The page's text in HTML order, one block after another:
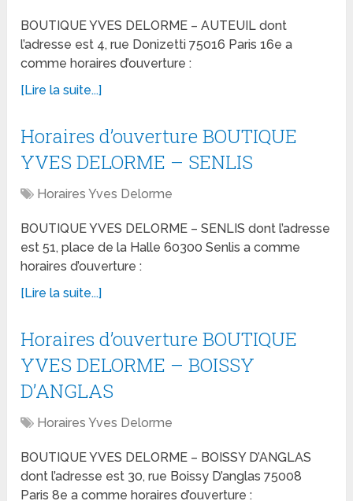
BOUTIQUE YVES DELORME – AUTEUIL dont
l’adresse est 4, rue Donizetti 75016 Paris 16e a
comme horaires d’ouverture :
[Lire la suite...]
Horaires d’ouverture BOUTIQUE
YVES DELORME – SENLIS
Horaires Yves Delorme
BOUTIQUE YVES DELORME – SENLIS dont l’adresse
est 51, place de la Halle 60300 Senlis a comme
horaires d’ouverture :
[Lire la suite...]
Horaires d’ouverture BOUTIQUE
YVES DELORME – BOISSY
D’ANGLAS
Horaires Yves Delorme
BOUTIQUE YVES DELORME – BOISSY D’ANGLAS
dont l’adresse est 30, rue Boissy D’anglas 75008
Paris 8e a comme horaires d’ouverture :